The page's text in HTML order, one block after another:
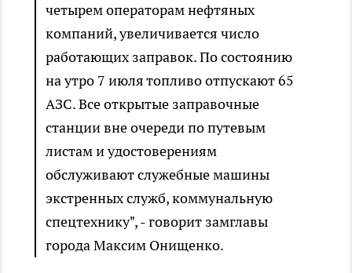
четырем операторам нефтяных
компаний, увеличивается число
работающих заправок. По состоянию
на утро 7 июля топливо отпускают 65
АЗС. Все открытые заправочные
станции вне очереди по путевым
листам и удостоверениям
обслуживают служебные машины
экстренных служб, коммунальную
спецтехнику", - говорит замглавы
города Максим Онищенко.